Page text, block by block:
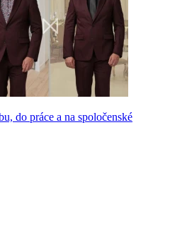
do práce a na spoločenské